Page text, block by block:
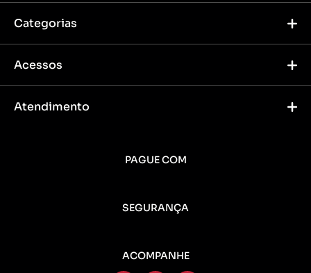
Categorias
Acessos
Atendimento
PAGUE COM
SEGURANÇA
ACOMPANHE